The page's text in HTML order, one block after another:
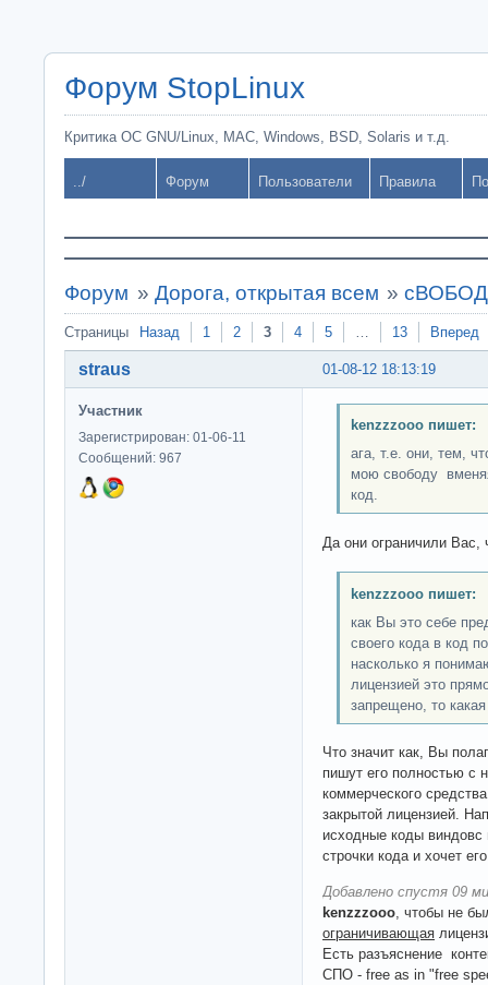
Форум StopLinux
Критика ОС GNU/Linux, MAC, Windows, BSD, Solaris и т.д.
../ Форум Пользователи Правила
Форум » Дорога, открытая всем »
Страницы Назад 1 2 3 4 5 … 13 Вперед
01-08-12 18:13:19
straus
Участник
Зарегистрирован: 01-06-11
Сообщений: 967
kenzzzooo пишет:
ага, т.е. они, тем,
мою свободу
код.
Да они ограничили Вас,
kenzzzooo пишет:
как Вы это себе
своего кода в код
насколько я
лицензией это
запрещено, то
Что значит как, Вы
пишут его полностью с
коммерческого
закрытой лицензией.
исходные коды виндовс
строчки кода и хочет
Добавлено спустя 09
kenzzzooo, чтобы не
ограничивающая
Есть разъяснение
СПО - free as in "free